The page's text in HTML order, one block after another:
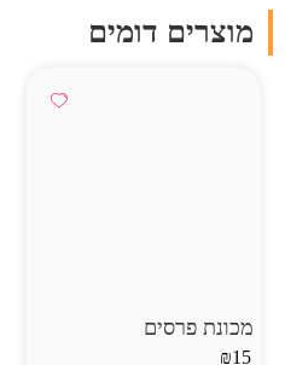
מוצרים דומים
מכונת פרסים
₪15